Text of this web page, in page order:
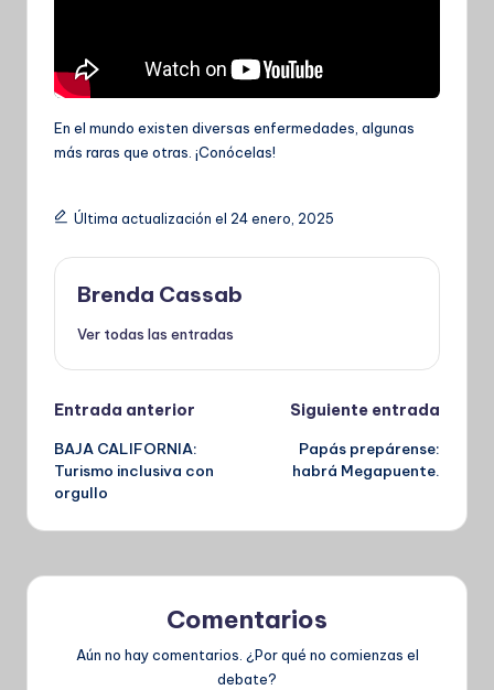
En el mundo existen diversas enfermedades, algunas
más raras que otras. ¡Conócelas!
Última actualización el 24 enero, 2025
Brenda Cassab
Ver todas las entradas
Navegación
de
entradas
Entrada anterior
BAJA CALIFORNIA:
Turismo inclusiva con
orgullo
Siguiente entrada
Papás prepárense:
habrá Megapuente.
Comentarios
Aún no hay comentarios. ¿Por qué no comienzas el
debate?